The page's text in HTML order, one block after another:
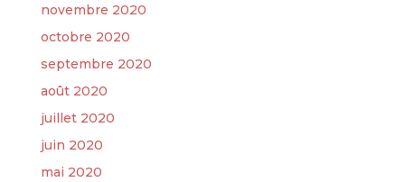
novembre 2020
octobre 2020
septembre 2020
août 2020
juillet 2020
juin 2020
mai 2020